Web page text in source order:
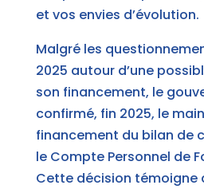
et vos envies d’évolution.
Malgré les
2025 autour d’une
son financement, le
confirmé, fin 2025, le
financement du bilan de
le Compte Personnel de
Cette décision témoigne